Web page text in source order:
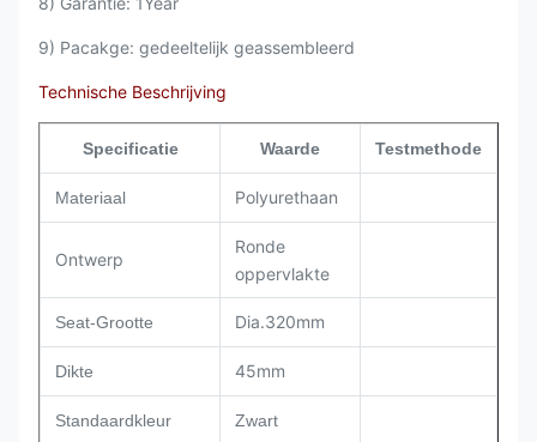
9) Pacakge: gedeeltelijk geassembleerd
Technische Beschrijving
Specificatie Waarde Testmethode
Materiaal Polyurethaan
Ontwerp
Ronde
oppervlakte
Seat-Grootte Dia.320mm
Dikte 45mm
Standaardkleur Zwart